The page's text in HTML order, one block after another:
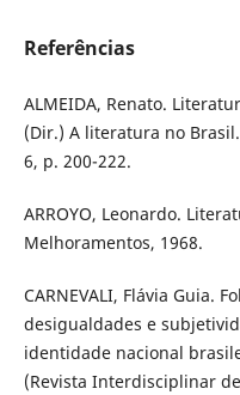
Referências
ALMEIDA, Renato.
(Dir.) A literatura no
6, p. 200-222.
ARROYO, Leonardo.
Melhoramentos, 1968.
CARNEVALI, Flávia Guia.
desigualdades e
identidade nacional
(Revista Interdisciplinar